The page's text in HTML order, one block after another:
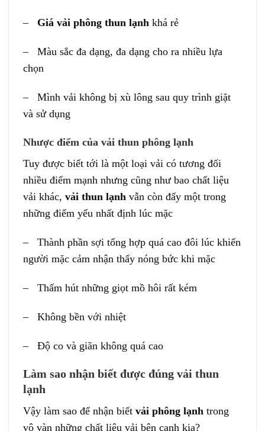
– Giá vải phông thun lạnh khá rẻ
– Màu sắc đa dạng, đa dạng cho ra nhiều lựa
chọn
– Mình vải không bị xù lông sau quy trình giặt
và sử dụng
Nhược điểm của vải thun phông lạnh
Tuy được biết tới là một loại vải có tương đối
nhiều điểm mạnh nhưng cũng như bao chất liệu
vải khác, vải thun lạnh vẫn còn đấy một trong
những điểm yếu nhất định lúc mặc
– Thành phần sợi tổng hợp quá cao đôi lúc khiến
người mặc cảm nhận thấy nóng bức khi mặc
– Thấm hút những giọt mồ hôi rất kém
– Không bền với nhiệt
– Độ co và giãn không quá cao
Làm sao nhận biết được đúng vải thun
lạnh
Vậy làm sao để nhận biết vải phông lạnh trong
vô vàn những chất liệu vải bên cạnh kia?